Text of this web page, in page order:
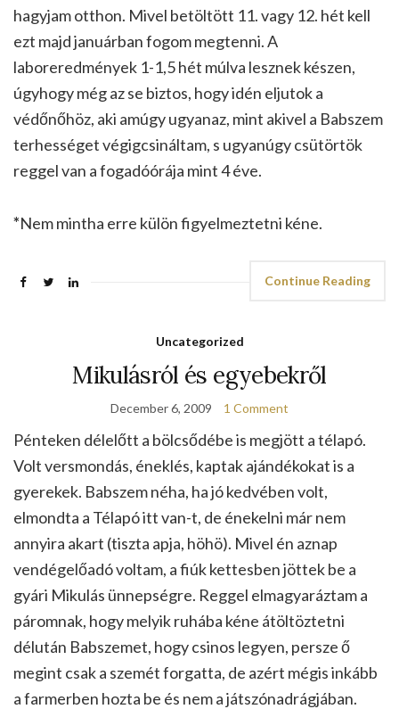
hagyjam otthon. Mivel betöltött 11. vagy 12. hét kell
ezt majd januárban fogom megtenni. A
laboreredmények 1-1,5 hét múlva lesznek készen,
úgyhogy még az se biztos, hogy idén eljutok a
védőnőhöz, aki amúgy ugyanaz, mint akivel a Babszem
terhességet végigcsináltam, s ugyanúgy csütörtök
reggel van a fogadóórája mint 4 éve.
*Nem mintha erre külön figyelmeztetni kéne.
Continue Reading
Uncategorized
Mikulásról és egyebekről
December 6, 2009 1 Comment
Pénteken délelőtt a bölcsődébe is megjött a télapó.
Volt versmondás, éneklés, kaptak ajándékokat is a
gyerekek. Babszem néha, ha jó kedvében volt,
elmondta a Télapó itt van-t, de énekelni már nem
annyira akart (tiszta apja, höhö). Mivel én aznap
vendégelőadó voltam, a fiúk kettesben jöttek be a
gyári Mikulás ünnepségre. Reggel elmagyaráztam a
páromnak, hogy melyik ruhába kéne átöltöztetni
délután Babszemet, hogy csinos legyen, persze ő
megint csak a szemét forgatta, de azért mégis inkább
a farmerben hozta be és nem a játszónadrágjában.